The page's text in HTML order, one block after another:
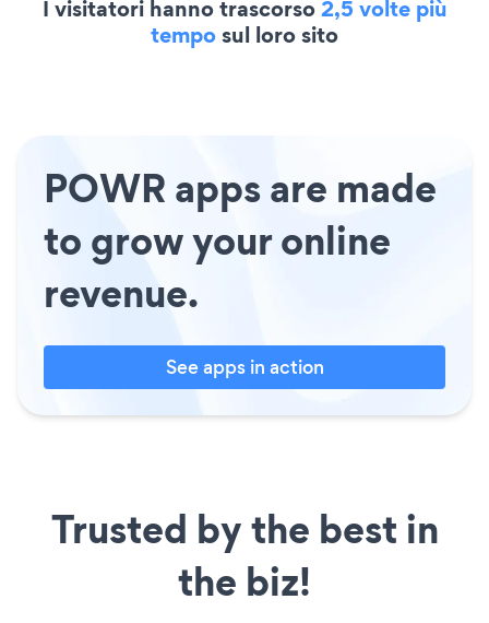
I visitatori hanno trascorso2,5 volte più
temposul loro sito
POWR apps are made
to grow your online
revenue.
See apps in action
Trusted by the best in
the biz!